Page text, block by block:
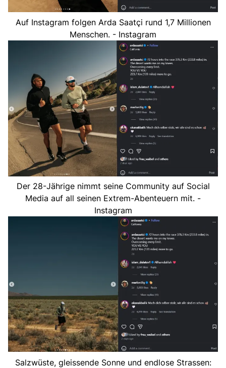
Auf Instagram folgen Arda Saatçi rund 1,7 Millionen
Menschen. - Instagram
Der 28-Jährige nimmt seine Community auf Social
Media auf all seinen Extrem-Abenteuern mit. -
Instagram
Salzwüste, gleissende Sonne und endlose Strassen: